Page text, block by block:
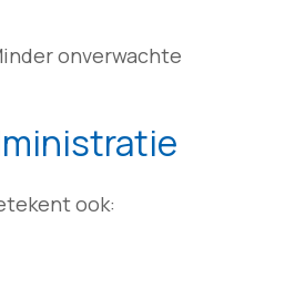
onverwachte
ook: